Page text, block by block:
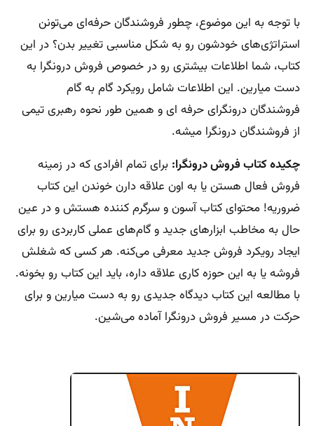
با توجه به این موضوع، چطور فروشندگان حرفه‌ای می‌تونن
استراتژی‌های خودشون رو به شکل مناسبی تغییر بدن؟ در این
کتاب، شما اطلاعات بیشتری رو در خصوص فروش درونگرا به
دست میارین. این اطلاعات شامل رویکرد گام به گام
فروشندگان درونگرای حرفه ای و همین طور نحوه رهبری تیمی
از فروشندگان درونگرا میشه.
چکیده کتاب فروش درونگرا: برای تمام افرادی که در زمینه
فروش فعال هستن یا به اون علاقه دارن خوندن این کتاب
ضروریه! محتوای کتاب آسون و سرگرم کننده هستش و در عین
حال به مخاطب ابزارهای جدید و گام‌های عملی کاربردی رو برای
ایجاد رویکرد فروش جدید معرفی می‌کنه. هر کسی که شغلش
فروشه یا به این حوزه کاری علاقه داره، باید این کتاب رو بخونه.
با مطالعه این کتاب دیدگاه جدیدی رو به دست میارین و برای
حرکت در مسیر فروش درونگرا آماده می‌شین.